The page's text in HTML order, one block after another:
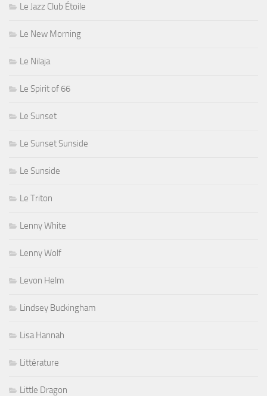
Le Jazz Club Étoile
Le New Morning
Le Nilaja
Le Spirit of 66
Le Sunset
Le Sunset Sunside
Le Sunside
Le Triton
Lenny White
Lenny Wolf
Levon Helm
Lindsey Buckingham
Lisa Hannah
Littérature
Little Dragon